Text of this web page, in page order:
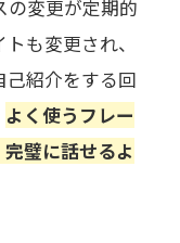
の変更が定期的
も変更され、
己紹介をする回
よく使うフレー
璧に話せるよ